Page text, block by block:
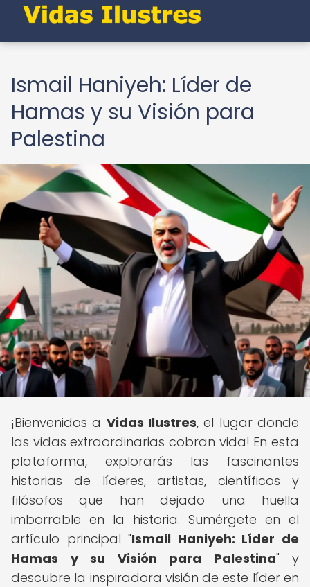
Ismail Haniyeh: Líder de
Hamas y su Visión para
Palestina
¡Bienvenidos a Vidas Ilustres, el lugar donde
las vidas extraordinarias cobran vida! En esta
plataforma, explorarás las fascinantes
historias de líderes, artistas, científicos y
filósofos que han dejado una huella
imborrable en la historia. Sumérgete en el
artículo principal "Ismail Haniyeh: Líder de
Hamas y su Visión para Palestina" y
descubre la inspiradora visión de este líder en